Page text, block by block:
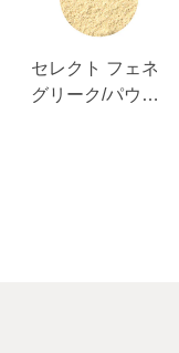
セレクト フェネ
グリーク/パウダ